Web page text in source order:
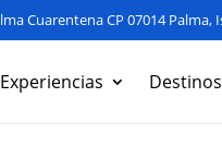
Cuarentena CP 07014 Palma,
Experiencias Destinos